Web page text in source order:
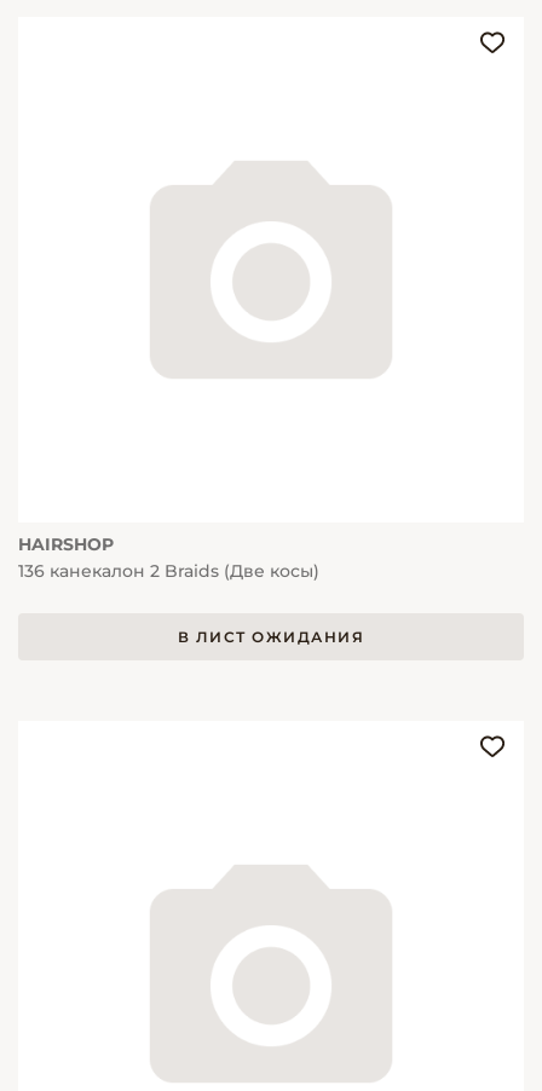
HAIRSHOP
136 канекалон 2 Braids (Две косы)
В ЛИСТ ОЖИДАНИЯ